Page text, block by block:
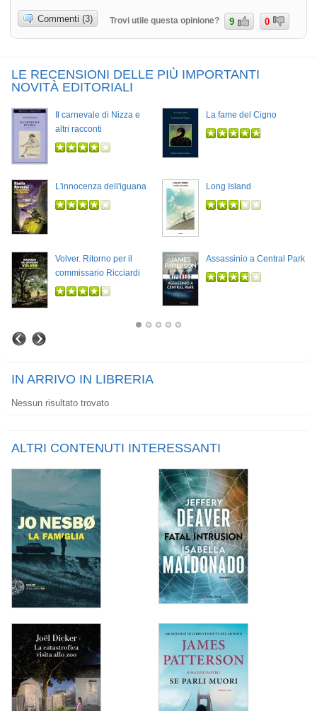
Commenti (3) Trovi utile questa opinione? 9 0
LE RECENSIONI DELLE PIÙ IMPORTANTI
NOVITÀ EDITORIALI
Il carnevale di Nizza e
altri racconti
La fame del Cigno
L'innocenza dell'iguana Long Island
Volver. Ritorno per il
commissario Ricciardi
Assassinio a Central Park
IN ARRIVO IN LIBRERIA
Nessun risultato trovato
ALTRI CONTENUTI INTERESSANTI